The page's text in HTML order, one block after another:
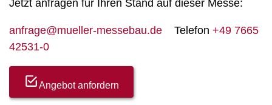
Jetzt anfragen für Ihren Stand auf dieser Messe:
anfrage@mueller-messebau.de Telefon +49 7665
42531-0
Angebot anfordern